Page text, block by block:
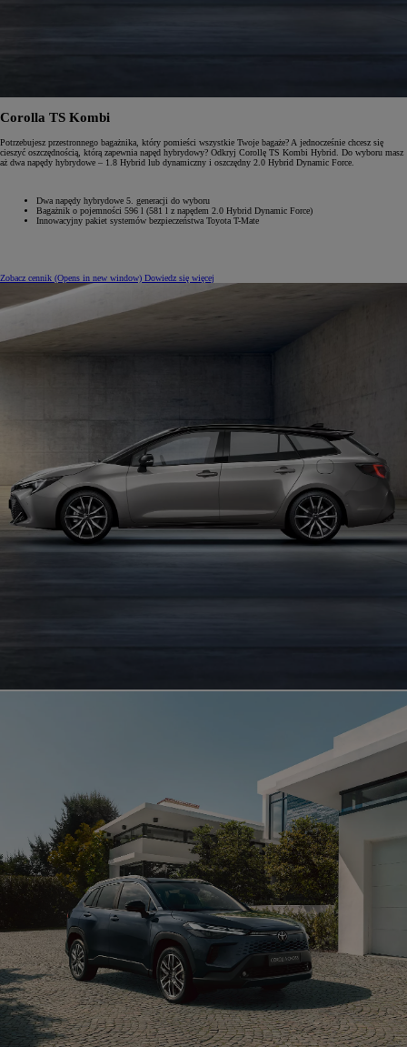
Corolla TS Kombi
Potrzebujesz przestronnego bagażnika, który pomieści wszystkie Twoje bagaże? A jednocześnie chcesz się
cieszyć oszczędnością, którą zapewnia napęd hybrydowy? Odkryj Corollę TS Kombi Hybrid. Do wyboru masz
aż dwa napędy hybrydowe – 1.8 Hybrid lub dynamiczny i oszczędny 2.0 Hybrid Dynamic Force.
Dwa napędy hybrydowe 5. generacji do wyboru
Bagażnik o pojemności 596 l (581 l z napędem 2.0 Hybrid Dynamic Force)
Innowacyjny pakiet systemów bezpieczeństwa Toyota T-Mate
Zobacz cennik (Opens in new window) Dowiedz się więcej